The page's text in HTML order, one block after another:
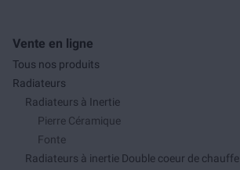
Vente en ligne
Tous nos produits
Radiateurs
Radiateurs à Inertie
Pierre Céramique
Fonte
Radiateurs à inertie Double coeur de chauffe